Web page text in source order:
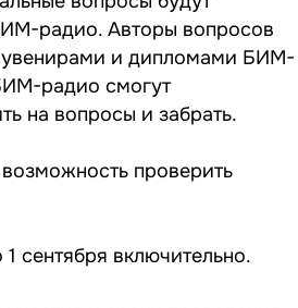
радио. Авторы вопросов
и дипломами БИМ-
радио смогут
на вопросы и забрать.
проверить
сентября включительно.